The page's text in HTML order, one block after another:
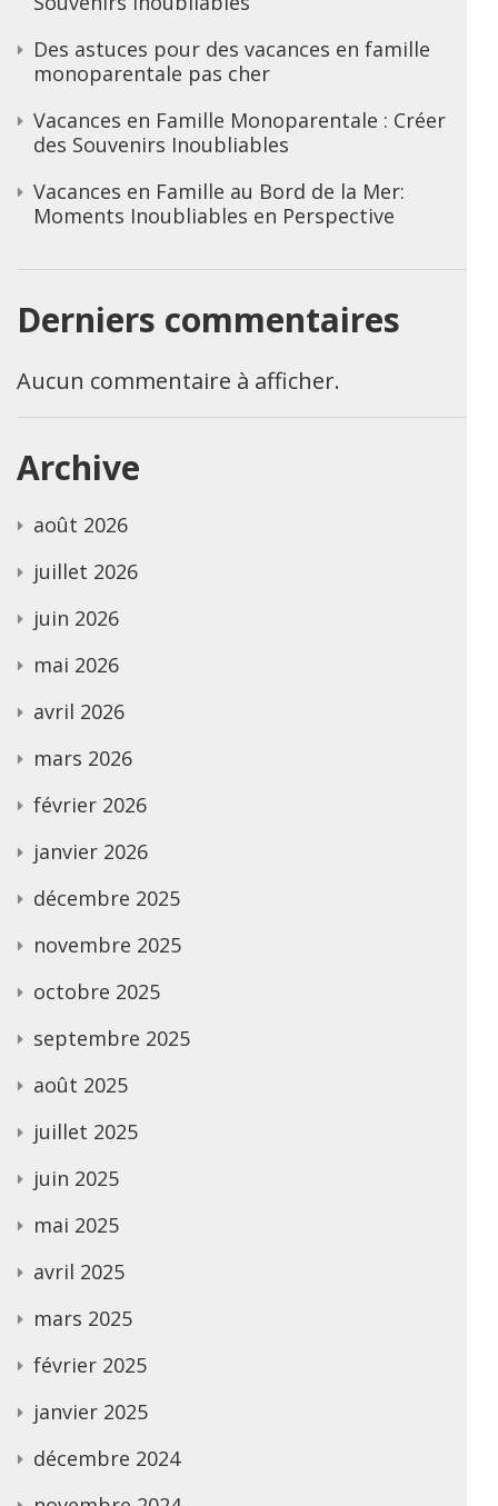
Des astuces pour des vacances en famille
monoparentale pas cher
Vacances en Famille Monoparentale : Créer
des Souvenirs Inoubliables
Vacances en Famille au Bord de la Mer:
Moments Inoubliables en Perspective
Derniers commentaires
Aucun commentaire à afficher.
Archive
août 2026
juillet 2026
juin 2026
mai 2026
avril 2026
mars 2026
février 2026
janvier 2026
décembre 2025
novembre 2025
octobre 2025
septembre 2025
août 2025
juillet 2025
juin 2025
mai 2025
avril 2025
mars 2025
février 2025
janvier 2025
décembre 2024